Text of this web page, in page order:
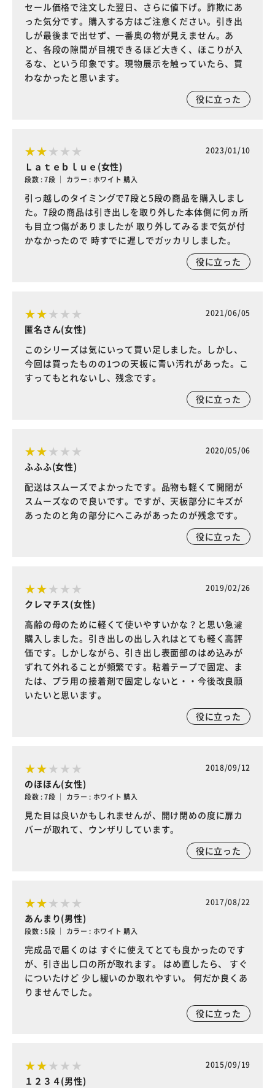
セール価格で注文した翌日、さらに値下げ。詐欺にあ
った気分です。購入する方はご注意ください。引き出
しが最後まで出せず、一番奥の物が見えません。あ
と、各段の隙間が目視できるほど大きく、ほこりが入
るな、という印象です。現物展示を触っていたら、買
わなかったと思います。
役に立った
2023/01/10
Ｌａｔｅｂｌｕｅ(女性)
段数 : 7段 ｜ カラー : ホワイト 購入
引っ越しのタイミングで7段と5段の商品を購入しまし
た。7段の商品は引き出しを取り外した本体側に何ヵ所
も目立つ傷がありましたが 取り外してみるまで気が付
かなかったので 時すでに遅しでガッカリしました。
役に立った
2021/06/05
匿名さん(女性)
このシリーズは気にいって買い足しました。しかし、
今回は買ったものの1つの天板に青い汚れがあった。こ
すってもとれないし、残念です。
役に立った
2020/05/06
ふふふ(女性)
配送はスムーズでよかったです。品物も軽くて開閉が
スムーズなので良いです。ですが、天板部分にキズが
あったのと角の部分にへこみがあったのが残念です。
役に立った
2019/02/26
クレマチス(女性)
高齢の母のために軽くて使いやすいかな？と思い急遽
購入しました。引き出しの出し入れはとても軽く高評
価です。しかしながら、引き出し表面部のはめ込みが
ずれて外れることが頻繁です。粘着テープで固定、ま
たは、プラ用の接着剤で固定しないと・・今後改良願
いたいと思います。
役に立った
2018/09/12
のほほん(女性)
段数 : 7段 ｜ カラー : ホワイト 購入
見た目は良いかもしれませんが、開け閉めの度に扉カ
バーが取れて、ウンザリしています。
役に立った
2017/08/22
あんまり(男性)
段数 : 5段 ｜ カラー : ホワイト 購入
完成品で届くのは すぐに使えてとても良かったのです
が、引き出し口の所が取れます。 はめ直したら、 すぐ
についたけど 少し緩いのか取れやすい。 何だか良くあ
りませんでした。
役に立った
2015/09/19
１２３４(男性)